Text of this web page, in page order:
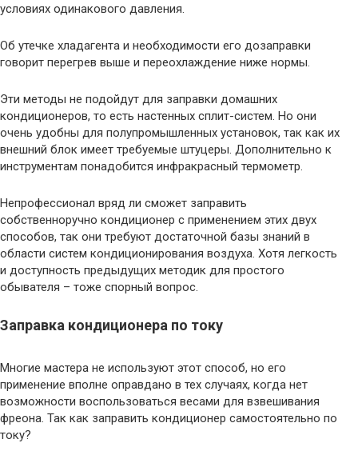
условиях одинакового давления.
Об утечке хладагента и необходимости его дозаправки
говорит перегрев выше и переохлаждение ниже нормы.
Эти методы не подойдут для заправки домашних
кондиционеров, то есть настенных сплит-систем. Но они
очень удобны для полупромышленных установок, так как их
внешний блок имеет требуемые штуцеры. Дополнительно к
инструментам понадобится инфракрасный термометр.
Непрофессионал вряд ли сможет заправить
собственноручно кондиционер с применением этих двух
способов, так они требуют достаточной базы знаний в
области систем кондиционирования воздуха. Хотя легкость
и доступность предыдущих методик для простого
обывателя – тоже спорный вопрос.
Заправка кондиционера по току
Многие мастера не используют этот способ, но его
применение вполне оправдано в тех случаях, когда нет
возможности воспользоваться весами для взвешивания
фреона. Так как заправить кондиционер самостоятельно по
току?